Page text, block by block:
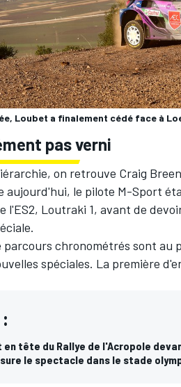
Loubet a finalement cédé face à
pas verni
on retrouve Craig Breen
aujourd'hui, le pilote M-Sport
l'ES2, Loutraki 1, avant de
parcours chronométrés sont au
spéciales. La première
en tête du Rallye de l'Acropole
le spectacle dans le stade